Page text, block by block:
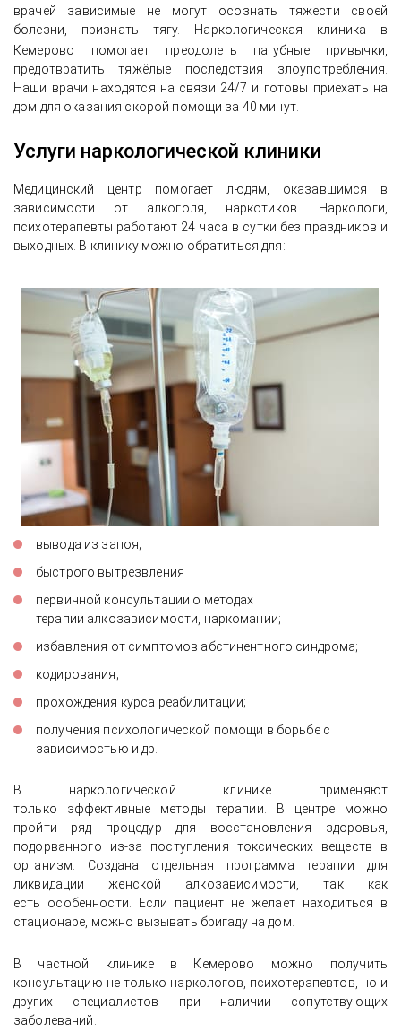
врачей зависимые не могут осознать тяжести своей
болезни, признать тягу. Наркологическая клиника в
Кемерово
помогает преодолеть пагубные привычки,
предотвратить тяжёлые последствия злоупотребления.
Наши врачи находятся на связи 24/7 и готовы приехать на
дом для оказания скорой помощи за 40 минут.
Услуги наркологической клиники
Медицинский центр помогает людям, оказавшимся в
зависимости от алкоголя, наркотиков. Наркологи,
психотерапевты работают 24 часа в сутки без праздников и
выходных. В клинику можно обратиться для:
вывода из запоя;
быстрого вытрезвления
первичной консультации о методах
терапии алкозависимости, наркомании;
избавления от симптомов абстинентного синдрома;
кодирования;
прохождения курса реабилитации;
получения психологической помощи в борьбе с
зависимостью и др.
В наркологической клинике применяют
только эффективные методы терапии. В центре можно
пройти ряд процедур для восстановления здоровья,
подорванного из-за поступления токсических веществ в
организм. Создана отдельная программа терапии для
ликвидации женской алкозависимости, так как
есть особенности. Если пациент не желает находиться в
стационаре, можно вызывать бригаду на дом.
В частной клинике в Кемерово можно получить
консультацию не только наркологов, психотерапевтов, но и
других специалистов при наличии сопутствующих
заболеваний.